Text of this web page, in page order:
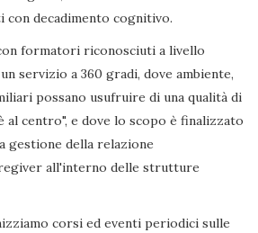
decadimento cognitivo.
formatori riconosciuti a livello
servizio a 360 gradi, dove ambiente,
possano usufruire di una qualità di
al centro", e dove lo scopo è finalizzato
gestione della relazione
all'interno delle strutture
corsi ed eventi periodici sulle